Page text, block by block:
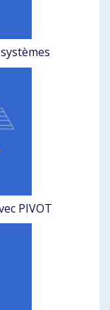
PIVOT